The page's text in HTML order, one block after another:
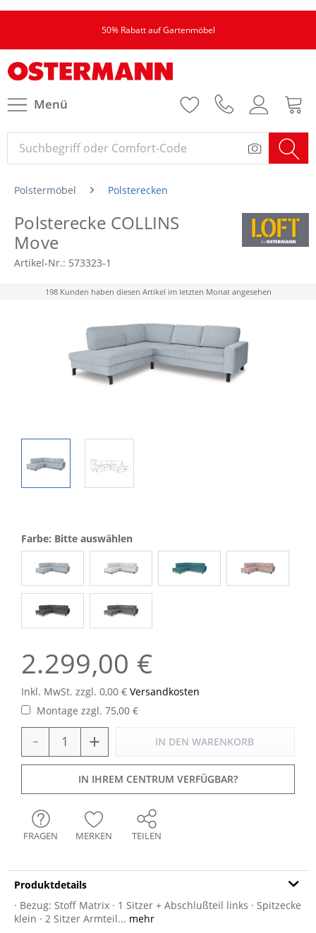
50% Rabatt auf Gartenmöbel
Menü
Polstermöbel Polsterecken
Polsterecke COLLINS
Move
Artikel-Nr.: 573323-1
198 Kunden haben diesen Artikel im letzten Monat angesehen
2.299,00 €
Inkl. MwSt. zzgl. 0,00 € Versandkosten
Montage zzgl. 75,00 €
Farbe: Bitte auswählen
- + IN DEN WARENKORB
IN IHREM CENTRUM VERFÜGBAR?
FRAGEN MERKEN TEILEN
Produktdetails
· Bezug: Stoff Matrix · 1 Sitzer + Abschlußteil links · Spitzecke
klein · 2 Sitzer Armteil... mehr